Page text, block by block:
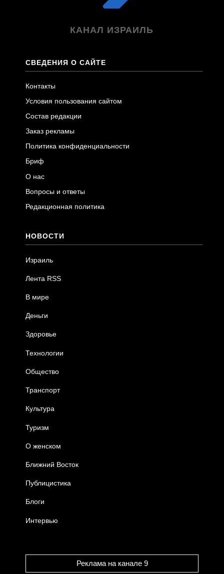
КАНАЛ ИЗРАИЛЬ
СВЕДЕНИЯ О САЙТЕ
Контакты
Условия пользования сайтом
Состав редакции
Заказ рекламы
Политика конфиденциальности
Бриф
О нас
Вопросы и ответы
Редакционная политика
НОВОСТИ
Израиль
Лента RSS
В мире
Деньги
Здоровье
Технологии
Общество
Транспорт
Культура
Туризм
О женском
Ближний Восток
Публицистика
Блоги
Интервью
Реклама на канале 9